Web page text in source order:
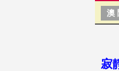
澳
寂